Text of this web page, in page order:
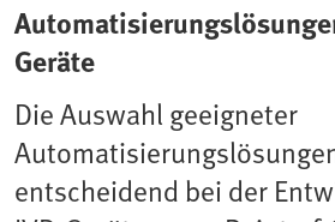
Geräte
Die Auswahl geeigneter
entscheidend bei der